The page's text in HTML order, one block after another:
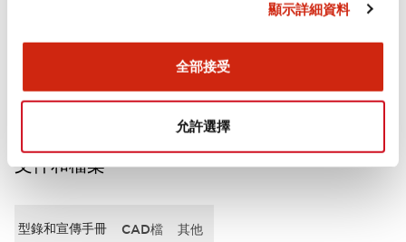
顯示詳細資料
全部接受
允許選擇
文件和檔案
型錄和宣傳手冊 CAD檔 其他